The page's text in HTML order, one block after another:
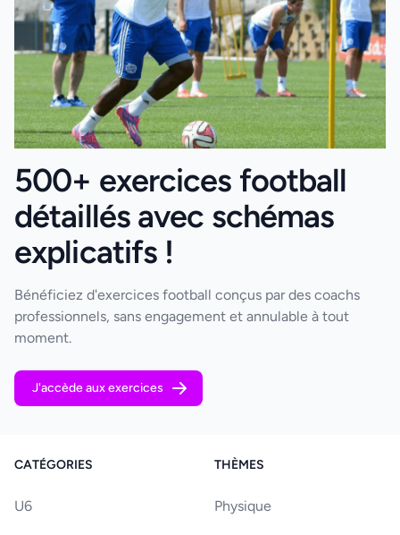
500+ exercices football
détaillés avec schémas
explicatifs !
Bénéficiez d'exercices football conçus par des coachs
professionnels, sans engagement et annulable à tout
moment.
J'accède aux exercices
CATÉGORIES
U6
THÈMES
Physique